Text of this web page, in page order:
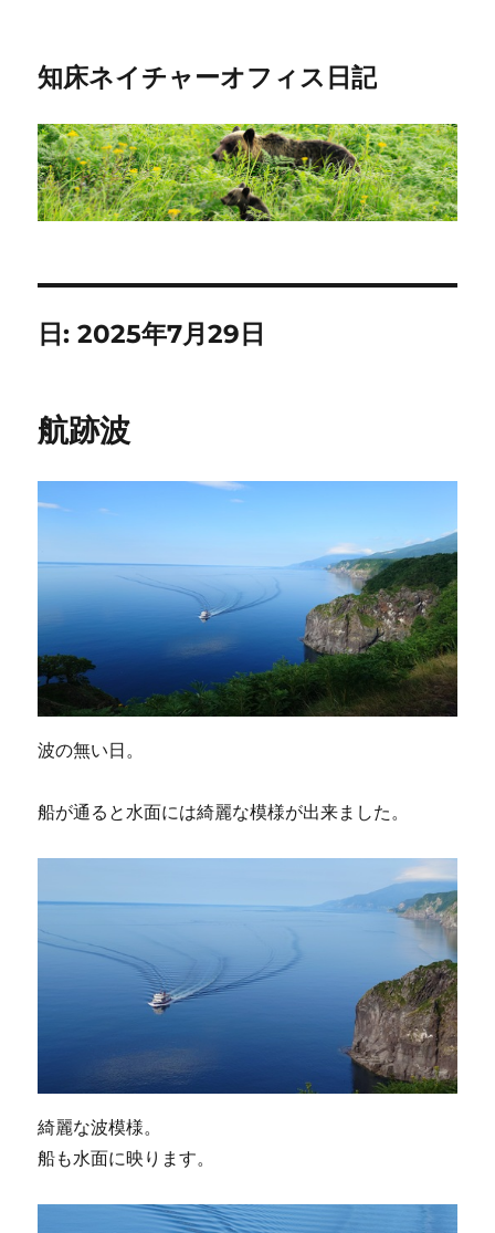
知床ネイチャーオフィス日記
日:2025年7月29日
航跡波
波の無い日。
船が通ると水面には綺麗な模様が出来ました。
綺麗な波模様。
船も水面に映ります。